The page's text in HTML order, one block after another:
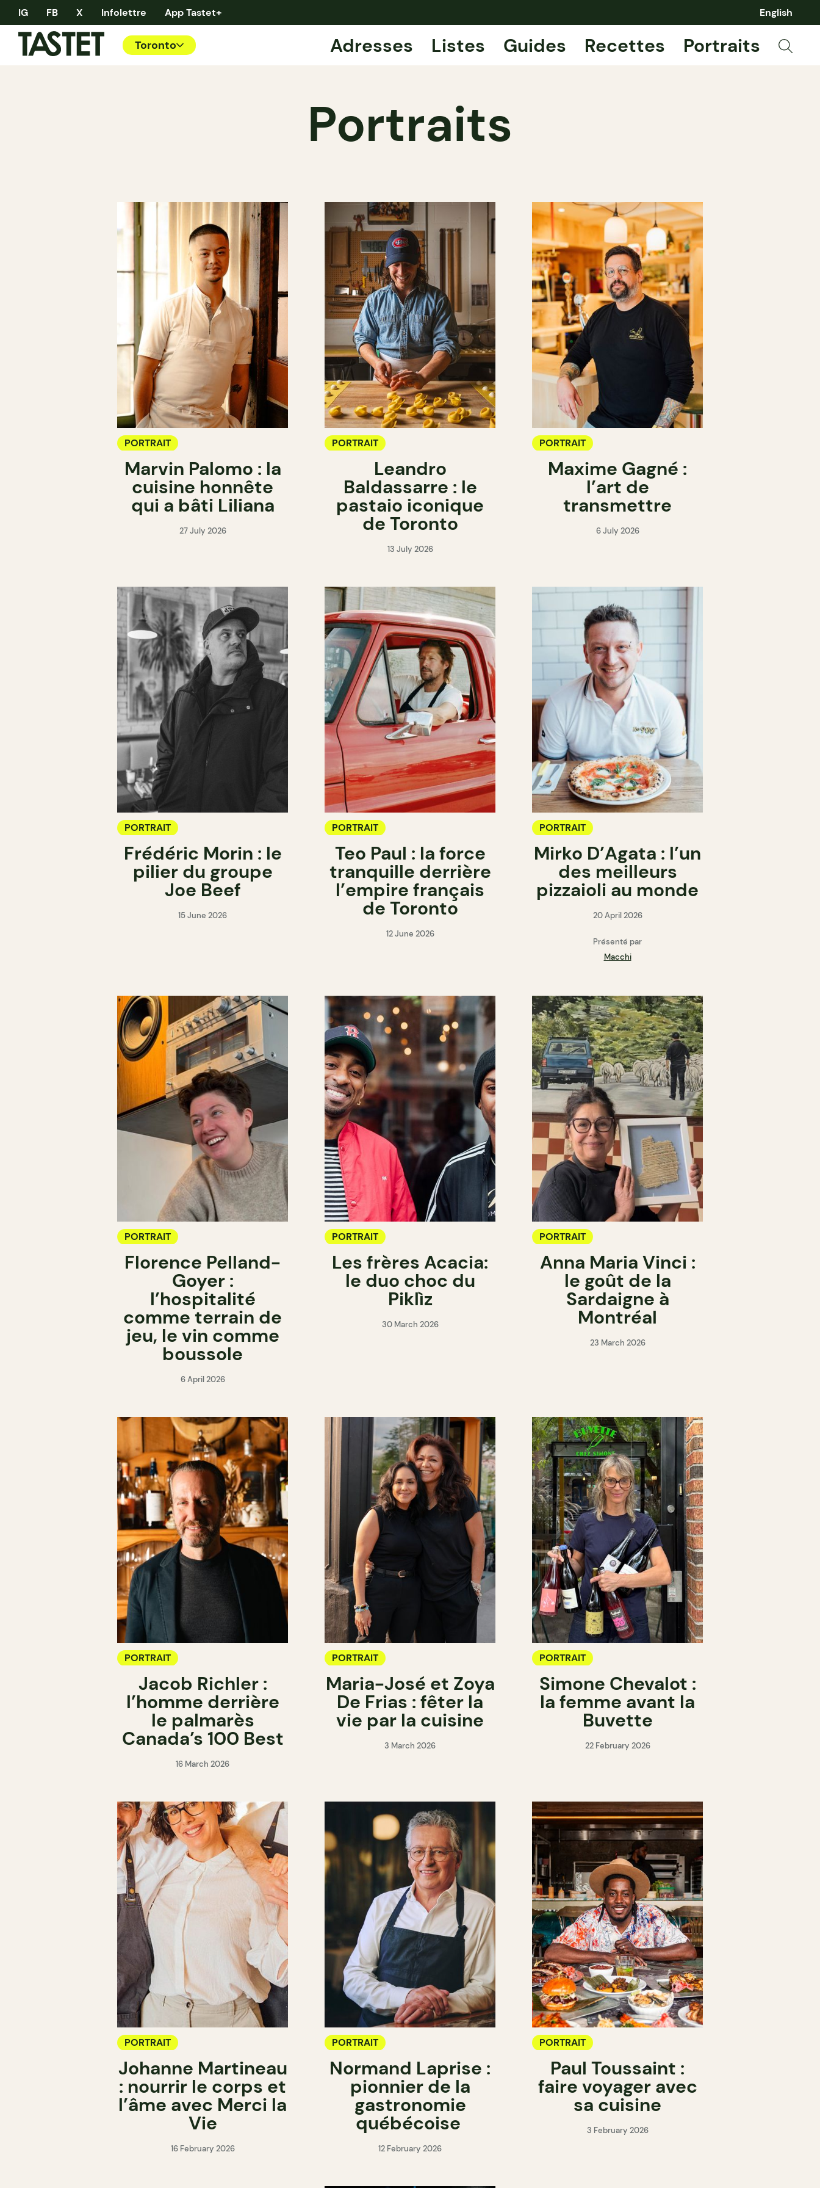
IG FB X Infolettre App Tastet+ English
Toronto Adresses Listes Guides Recettes Portraits
Portraits
PORTRAIT
Marvin Palomo : la
cuisine honnête
qui a bâti Liliana
27 July 2026
PORTRAIT
Leandro
Baldassarre : le
pastaio iconique
de Toronto
13 July 2026
PORTRAIT
Maxime Gagné :
l’art de
transmettre
6 July 2026
PORTRAIT
Frédéric Morin : le
pilier du groupe
Joe Beef
15 June 2026
PORTRAIT
Teo Paul : la force
tranquille derrière
l’empire français
de Toronto
12 June 2026
PORTRAIT
Mirko D’Agata : l’un
des meilleurs
pizzaioli au monde
20 April 2026
Présenté par
Macchi
PORTRAIT
Florence Pelland-
Goyer :
l’hospitalité
comme terrain de
jeu, le vin comme
boussole
6 April 2026
PORTRAIT
Les frères Acacia:
le duo choc du
Piklìz
30 March 2026
PORTRAIT
Anna Maria Vinci :
le goût de la
Sardaigne à
Montréal
23 March 2026
PORTRAIT
Jacob Richler :
l’homme derrière
le palmarès
Canada’s 100 Best
16 March 2026
PORTRAIT
Maria-José et Zoya
De Frias : fêter la
vie par la cuisine
3 March 2026
PORTRAIT
Simone Chevalot :
la femme avant la
Buvette
22 February 2026
PORTRAIT
Johanne Martineau
: nourrir le corps et
l’âme avec Merci la
Vie
16 February 2026
PORTRAIT
Normand Laprise :
pionnier de la
gastronomie
québécoise
12 February 2026
PORTRAIT
Paul Toussaint :
faire voyager avec
sa cuisine
3 February 2026